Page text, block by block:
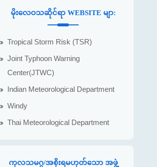
မိုးလေဝသဆိုင်ရာ WEBSITE မျာ:
Tropical Storm Risk (TSR)
Joint Typhoon Warning
Center(JTWC)
Indian Meteorological Department
Windy
Thai Meteorological Department
ကုလသမဂ္ဂ/အစိုးရမဟုတ်သော အဖွဲ့